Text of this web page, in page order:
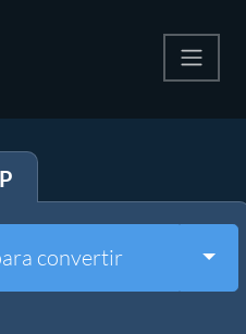
convertir